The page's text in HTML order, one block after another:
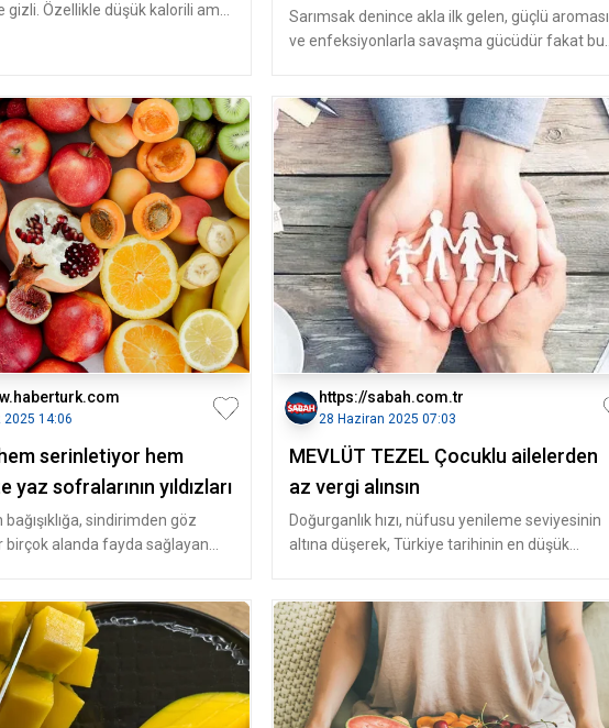
gizli. Özellikle düşük kalorili ama
Sarımsak denince akla ilk gelen, güçlü aroması
ve enfeksiyonlarla savaşma gücüdür fakat bu
2025 14:06
serinletiyor hem
yaz sofralarının yıldızları
bağışıklığa, sindirimden göz
birçok alanda fayda sağlayan
https://sabah.com.tr
28 Haziran 2025 07:03
MEVLÜT TEZEL Çocuklu ailelerden
az vergi alınsın
Doğurganlık hızı, nüfusu yenileme seviyesinin
altına düşerek, Türkiye tarihinin en düşük